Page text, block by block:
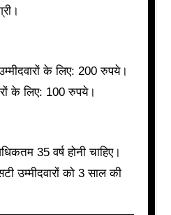
के लिए: 200 रुपये।
के लिए: 100 रुपये।
35 वर्ष होनी चाहिए।
उम्मीदवारों को 3 साल की